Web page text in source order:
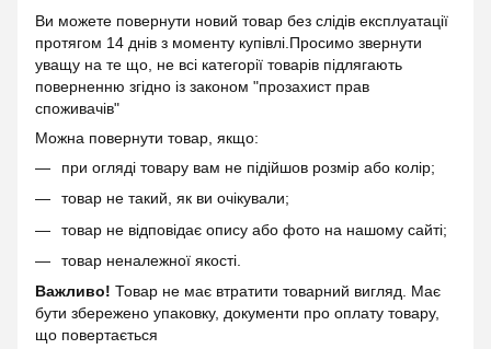
Ви можете повернути новий товар без слідів експлуатації
протягом 14 днів з моменту купівлі.Просимо звернути
уващу на те що, не всі категорії товарів підлягають
поверненню згідно із законом "прозахист прав
споживачів"
Можна повернути товар, якщо:
при огляді товару вам не підійшов розмір або колір;
товар не такий, як ви очікували;
товар не відповідає опису або фото на нашому сайті;
товар неналежної якості.
Важливо! Товар не має втратити товарний вигляд. Має
бути збережено упаковку, документи про оплату товару,
що повертається